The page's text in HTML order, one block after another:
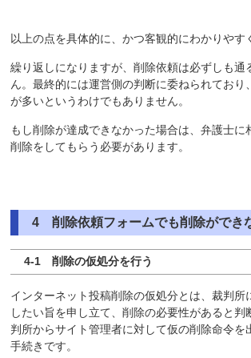
以上の点を具体的に、かつ客観的にわかりやす
繰り返しになりますが、削除依頼は必ずしも通
ん。最終的には運営側の判断に委ねられており
が多いというわけでもありません。
もし削除が達成できなかった場合は、弁護士に
削除をしてもらう必要があります。
4 削除依頼フォームでも削除ができ
4-1 削除の仮処分を行う
インターネット投稿削除の仮処分とは、裁判所
したい旨を申し立て、削除の必要性があると判
判所からサイト管理者に対して仮の削除命令を
手続きです。